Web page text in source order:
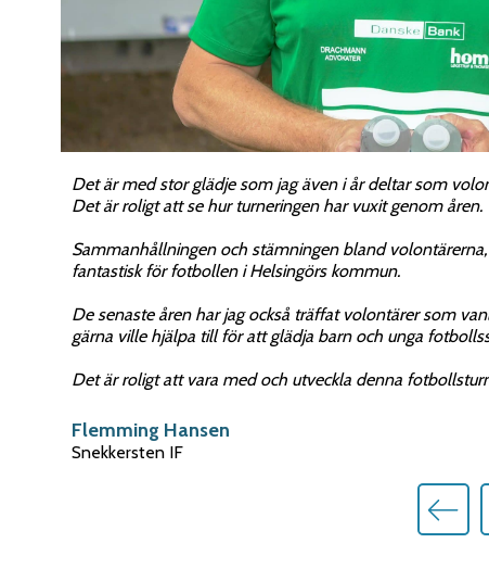
Det är med stor glädje som jag även i år deltar som
Det är roligt att se hur turneringen har vuxit genom åren.
Sammanhållningen och stämningen bland
fantastisk för fotbollen i Helsingörs kommun.
De senaste åren har jag också träffat volontärer som
gärna ville hjälpa till för att glädja barn och unga
Det är roligt att vara med och utveckla denna
Flemming Hansen
Snekkersten IF
Det bästa med att vara volontärer är att vi samtidigt har
Lise Fritzbøger och Anne-Cathrine Hof
Det var ett nöje att hjälpa till och vara volontär, och
upp i köket, men vi klarade det tillsammans.
Jeanette Watson Andersen
Underbart. Vi kan vara stolta över det stora
Mette Krog Andreasen